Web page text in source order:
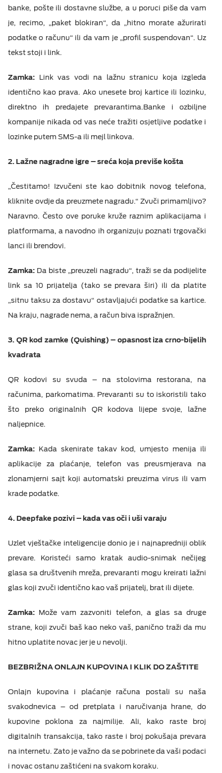
banke, pošte ili dostavne službe, a u poruci piše da vam
je, recimo, „paket blokiran“, da „hitno morate ažurirati
podatke o računu“ ili da vam je „profil suspendovan“. Uz
tekst stoji i link.
Zamka: Link vas vodi na lažnu stranicu koja izgleda
identično kao prava. Ako unesete broj kartice ili lozinku,
direktno ih predajete prevarantima.Banke i ozbiljne
kompanije nikada od vas neće tražiti osjetljive podatke i
lozinke putem SMS-a ili mejl linkova.
2. Lažne nagradne igre –sreća koja previše košta
„Čestitamo! Izvučeni ste kao dobitnik novog telefona,
kliknite ovdje da preuzmete nagradu.“ Zvuči primamljivo?
Naravno. Često ove poruke kruže raznim aplikacijama i
platformama, a navodno ih organizuju poznati trgovački
lanci ili brendovi.
Zamka: Da biste „preuzeli nagradu“, traži se da podijelite
link sa 10 prijatelja (tako se prevara širi) ili da platite
„sitnu taksu za dostavu“ ostavljajući podatke sa kartice.
Na kraju, nagrade nema, a račun biva ispražnjen.
3. QR kod zamke (Quishing) – opasnost iza crno-bijelih
kvadrata
QR kodovi su svuda – na stolovima restorana, na
računima, parkomatima. Prevaranti su to iskoristili tako
što preko originalnih QR kodova lijepe svoje, lažne
naljepnice.
Zamka: Kada skenirate takav kod, umjesto menija ili
aplikacije za plaćanje, telefon vas preusmjerava na
zlonamjerni sajt koji automatski preuzima virus ili vam
krade podatke.
4. Deepfake pozivi – kada vas oči i uši varaju
Uzlet vještačke inteligencije donio je i najnapredniji oblik
prevare. Koristeći samo kratak audio-snimak nečijeg
glasa sa društvenih mreža, prevaranti mogu kreirati lažni
glas koji zvuči identično kao vaš prijatelj, brat ili dijete.
Zamka: Može vam zazvoniti telefon, a glas sa druge
strane, koji zvuči baš kao neko vaš, panično traži da mu
hitno uplatite novac jer je u nevolji.
BEZBRIŽNA ONLAJN KUPOVINA I KLIK DO ZAŠTITE
Onlajn kupovina i plaćanje računa postali su naša
svakodnevica – od pretplata i naručivanja hrane, do
kupovine poklona za najmilije. Ali, kako raste broj
digitalnih transakcija, tako raste i broj pokušaja prevara
na internetu. Zato je važno da se pobrinete da vaši podaci
i novac ostanu zaštićeni na svakom koraku.